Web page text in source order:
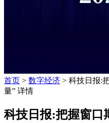
首页 > 数字经济 > 科技日报:
量” 详情
科技日报:把握窗口